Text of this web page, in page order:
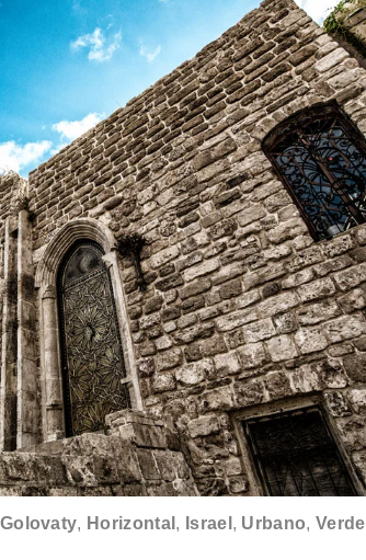
, Horizontal , Israel , Urbano,Verde